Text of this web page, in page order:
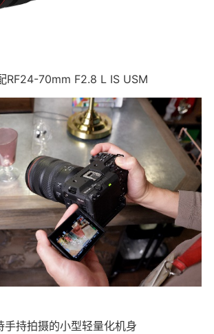
配RF24-70mm F2.8 L IS USM
手持拍摄的小型轻量化机身​